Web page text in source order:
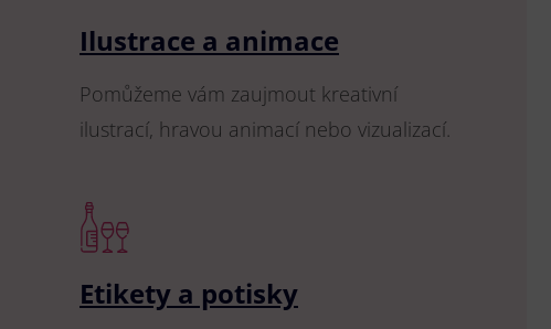
Ilustrace a animace
Pomůžeme vám zaujmout kreativní
ilustrací, hravou animací nebo vizualizací.
Etikety a potisky